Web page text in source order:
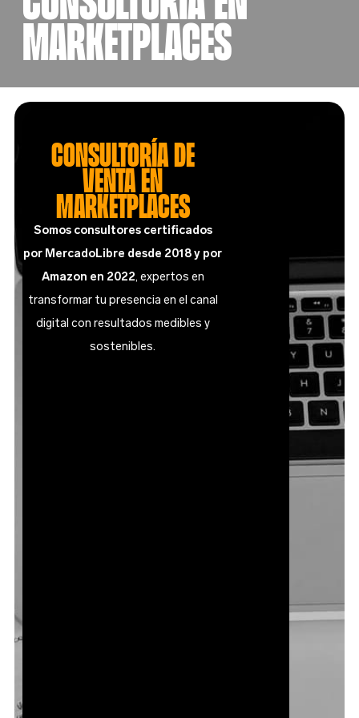
Marketplaces
CONSULTORÍA DE
VENTA EN
MARKETPLACES
Somos consultores certificados
por MercadoLibre desde 2018 y por
Amazon en 2022, expertos en
transformar tu presencia en el canal
digital con resultados medibles y
sostenibles.